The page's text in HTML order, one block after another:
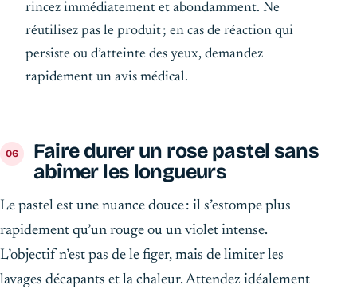
rincez immédiatement et abondamment. Ne
réutilisez pas le produit ; en cas de réaction qui
persiste ou d’atteinte des yeux, demandez
rapidement un avis médical.
Faire durer un rose pastel sans
abîmer les longueurs
Le pastel est une nuance douce : il s’estompe plus
rapidement qu’un rouge ou un violet intense.
L’objectif n’est pas de le figer, mais de limiter les
lavages décapants et la chaleur. Attendez idéalement